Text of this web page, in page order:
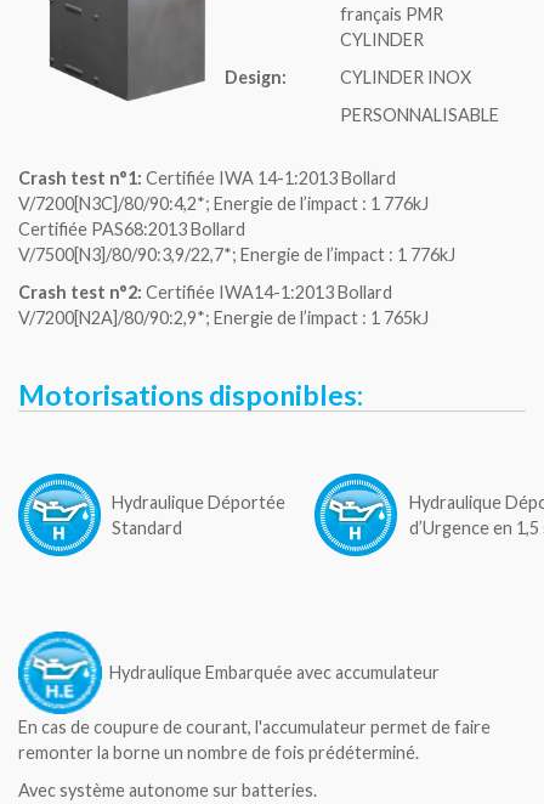
français PMR
Design:
CYLINDER
CYLINDER INOX
PERSONNALISABLE
Crash test n°1: Certifiée IWA 14-1:2013 Bollard
V/7200[N3C]/80/90:4,2*; Energie de l’impact : 1 776kJ
Certifiée PAS68:2013 Bollard
V/7500[N3]/80/90:3,9/22,7*; Energie de l’impact : 1 776kJ
Crash test n°2: Certifiée IWA14-1:2013 Bollard
V/7200[N2A]/80/90:2,9*; Energie de l’impact : 1 765kJ
Motorisations disponibles:
Hydraulique Déportée
Standard
Hydraulique
d’Urgence en
Hydraulique Embarquée avec accumulateur
En cas de coupure de courant, l'accumulateur permet de faire
remonter la borne un nombre de fois prédéterminé.
Avec système autonome sur batteries.